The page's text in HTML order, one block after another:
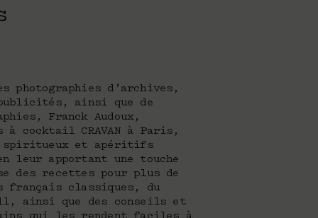
photographies d’archives,
ainsi que de
Franck Audoux,
à cocktail CRAVAN à Paris,
spiritueux et apéritifs
leur apportant une touche
des recettes pour plus de
français classiques, du
ainsi que des conseils et